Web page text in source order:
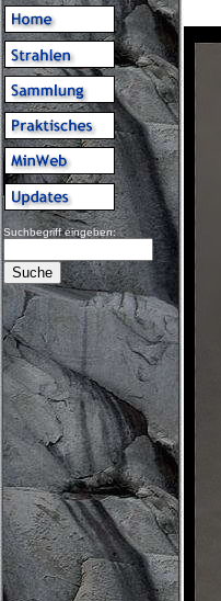
Suchbegriff eingeben: